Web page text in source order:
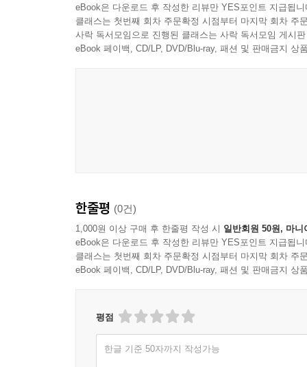
성경』을 읽어 주며 성경 이야기를 들려줄 시간이
- 김요셉 (목사_원천침례교회 대표 목사, 수원중앙
목사님이 손주에게 사랑으로 이야기하듯 쓰신
부모가 자녀에게 이 책을 읽게 해 주는 것만으로
이 책을 통해 우리의 다음세대가 하나님의 사랑을
- 박상진 (교수_장로회신학대학교 명예교수, 한동
복음을 정직하고 따스한 그림과 함께 이토록 아
eBook은 다운로드 후 작성한 리뷰만 YES포인트 지급됩니
클래스는 첫번째 회차 주문확정 시점부터 마지막 회차 주
사락 독서모임으로 진행된 클래스는 사락 독서모임 게시
eBook 페이백, CD/LP, DVD/Blu-ray, 패션 및 판매금지 상
한줄평 (0건)
1,000원 이상 구매 후 한줄평 작성 시 일반회원 50원, 마니
eBook은 다운로드 후 작성한 리뷰만 YES포인트 지급됩니
클래스는 첫번째 회차 주문확정 시점부터 마지막 회차 주
eBook 페이백, CD/LP, DVD/Blu-ray, 패션 및 판매금지 상
평점
한글 기준 50자까지 작성가능